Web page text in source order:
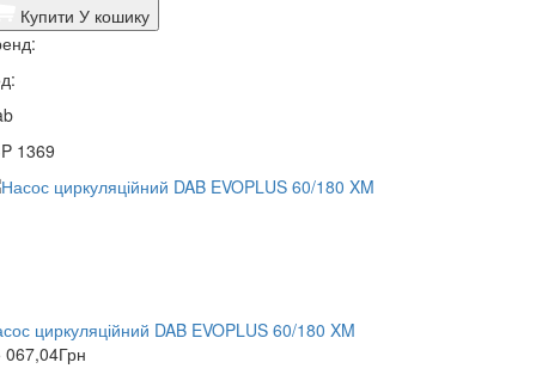
Купити У кошику
1369
циркуляційний DAB EVOPLUS 60/180 XM
067,04Грн